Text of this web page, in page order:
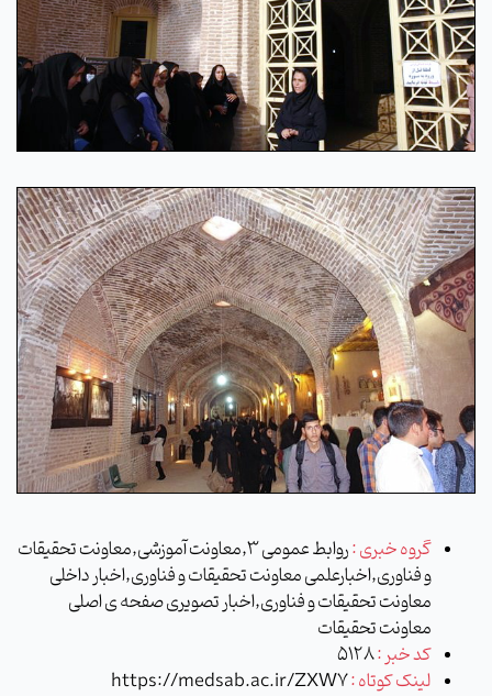
گروه خبری :
روابط عمومی 3,معاونت آموزشی,معاونت تحقیقات
و فناوری,اخبارعلمی معاونت تحقیقات و فناوری,اخبار داخلی
معاونت تحقیقات و فناوری,اخبار تصویری صفحه ی اصلی
معاونت تحقیقات
کد خبر :5128
لینک کوتاه :https://medsab.ac.ir/ZXW7